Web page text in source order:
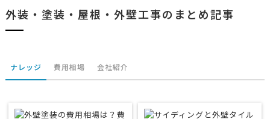
外装・塗装・屋根・外壁工事のまとめ記事
ナレッジ 費用相場 会社紹介